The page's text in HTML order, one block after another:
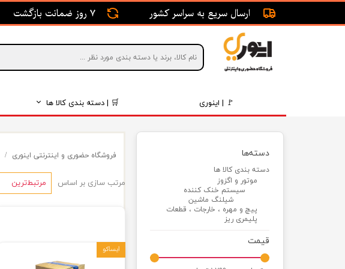
🚩 | اینوری 🛒 | دسته بندی کالا ها
قطعات بدنه
موتور و اگزوز
برقی و الکتریکی
قطعات داخلی
ارسال سریع به سراسر کشور 7 روز ضمانت بازگشت
دسته‌ها
دسته بندی کالا ها
موتور و اگزوز
سیستم خنک کننده
شیلنگ ماشین
پیچ و مهره ، خارجات ، قطعات
پلیمری ریز
قیمت
فروشگاه حضوری و اینترنتی اینوری
مرتب سازی بر اساس مرتبط‌ترین
ایساکو